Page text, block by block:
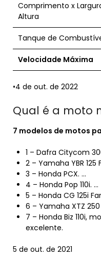
Comprimento x
Altura
Tanque de
Velocidade Máxima
•4 de out. de 2022
Qual é a moto
7 modelos de motos
1 – Dafra Citycom
2 – Yamaha YBR 125
3 – Honda PCX. …
4 – Honda Pop 110i. …
5 – Honda CG 125i
6 – Yamaha XTZ
7 – Honda Biz 110i,
excelente.
5 de out. de 2021